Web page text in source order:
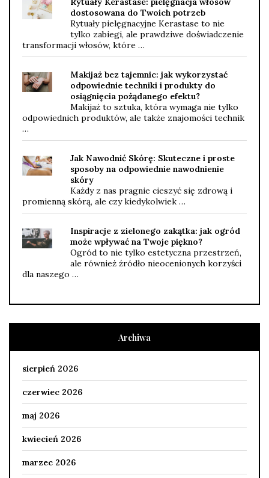
dostosowana do Twoich potrzeb
Rytuały pielęgnacyjne Kerastase to nie
tylko zabiegi, ale prawdziwe doświadczenie
transformacji włosów, które …
Makijaż bez tajemnic: jak wykorzystać
odpowiednie techniki i produkty do
osiągnięcia pożądanego efektu?
Makijaż to sztuka, która wymaga nie tylko
odpowiednich produktów, ale także znajomości technik
…
Jak Nawodnić Skórę: Skuteczne i proste
sposoby na odpowiednie nawodnienie
skóry
Każdy z nas pragnie cieszyć się zdrową i
promienną skórą, ale czy kiedykolwiek …
Inspiracje z zielonego zakątka: jak ogród
może wpływać na Twoje piękno?
Ogród to nie tylko estetyczna przestrzeń,
ale również źródło nieocenionych korzyści
dla naszego …
Archiwa
sierpień 2026
czerwiec 2026
maj 2026
kwiecień 2026
marzec 2026